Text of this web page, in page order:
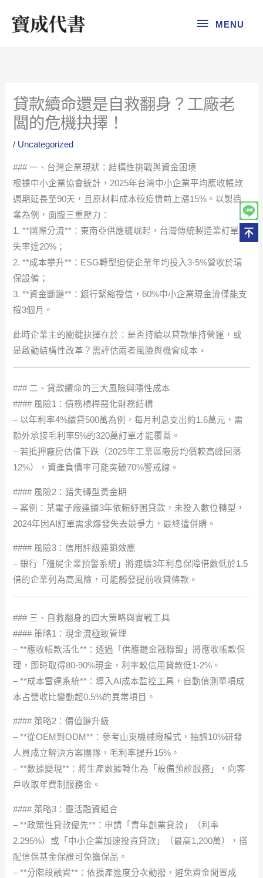
MENU
MENU
貸款續命還是自救翻身？工廠老
闆的危機抉擇！
/ Uncategorized
### 一、台灣企業現狀：結構性挑戰與資金困境
根據中小企業協會統計，2025年台灣中小企業平均應收帳款
週期延長至90天，且原材料成本較疫情前上漲15%。以製造
業為例，面臨三重壓力：
1. **國際分流**：東南亞供應鏈崛起，台灣傳統製造業訂單流
失率達20%；
2. **成本攀升**：ESG轉型迫使企業年均投入3-5%營收於環
保設備；
3. **資金斷鏈**：銀行緊縮授信，60%中小企業現金流僅能支
撐3個月。
此時企業主的關鍵抉擇在於：是否持續以貸款維持營運，或
是啟動結構性改革？需評估兩者風險與機會成本。
### 二、貸款續命的三大風險與隱性成本
#### 風險1：債務槓桿惡化財務結構
– 以年利率4%續貸500萬為例，每月利息支出約1.6萬元，需
額外承接毛利率5%的320萬訂單才能覆蓋。
– 若抵押廠房估值下跌（2025年工業區廠房均價較高峰回落
12%），資產負債率可能突破70%警戒線。
#### 風險2：錯失轉型黃金期
– 案例：某電子廠連續3年依賴紓困貸款，未投入數位轉型，
2024年因AI訂單需求爆發失去競爭力，最終遭併購。
#### 風險3：信用評級連鎖效應
– 銀行「殭屍企業預警系統」將連續3年利息保障倍數低於1.5
倍的企業列為高風險，可能觸發提前收貸條款。
### 三、自救翻身的四大策略與實戰工具
#### 策略1：現金流極致管理
– **應收帳款活化**：透過「供應鏈金融聯盟」將應收帳款保
理，即時取得80-90%現金，利率較信用貸款低1-2%。
– **成本雷達系統**：導入AI成本監控工具，自動偵測單項成
本占營收比變動超0.5%的異常項目。
#### 策略2：價值鏈升級
– **從OEM到ODM**：參考山東機械廠模式，抽調10%研發
人員成立解決方案團隊，毛利率提升15%。
– **數據變現**：將生產數據轉化為「設備預診服務」，向客
戶收取年費制服務金。
#### 策略3：靈活融資組合
– **政策性貸款優先**：申請「青年創業貸款」（利率
2.295%）或「中小企業加速投資貸款」（最高1,200萬），搭
配信保基金保證可免擔保品。
– **分階段融資**：依擴產進度分次動撥，避免資金閒置成